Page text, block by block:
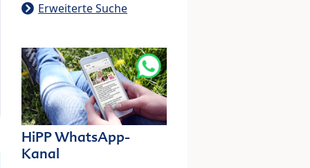
Erweiterte Suche
HiPP WhatsApp-
Kanal